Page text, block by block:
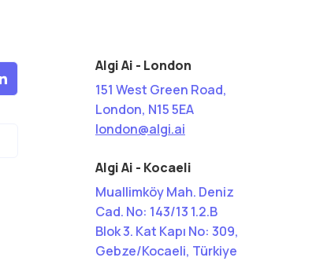
Algi Ai - London
151 West Green Road,
London, N15 5EA
london@algi.ai
Algi Ai - Kocaeli
Muallimköy Mah. Deniz
Cad. No: 143/13 1.2.B
Blok 3. Kat Kapı No: 309,
Gebze/Kocaeli, Türkiye